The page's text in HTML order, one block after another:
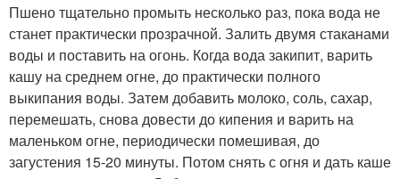
Пшено тщательно промыть несколько раз, пока вода не
станет практически прозрачной. Залить двумя стаканами
воды и поставить на огонь. Когда вода закипит, варить
кашу на среднем огне, до практически полного
выкипания воды. Затем добавить молоко, соль, сахар,
перемешать, снова довести до кипения и варить на
маленьком огне, периодически помешивая, до
загустения 15-20 минуты. Потом снять с огня и дать каше